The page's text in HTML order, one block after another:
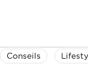
Conseils